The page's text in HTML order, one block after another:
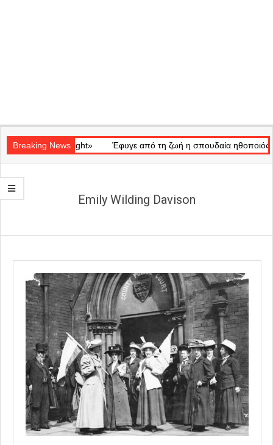
Navigation
Menu
Breaking News
«Ray of Light» Έφυγε από τη ζωή η σπουδαία ηθοποιός Μάρω
Emily Wilding Davison